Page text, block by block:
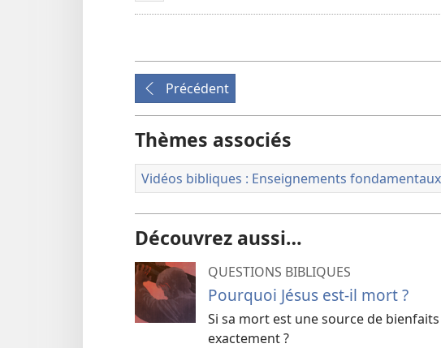
Précédent
Thèmes associés
Vidéos bibliques : Enseignements fondamentaux
Découvrez aussi…
QUESTIONS BIBLIQUES
Pourquoi Jésus est-il mort ?
Si sa mort est une source de
exactement ?